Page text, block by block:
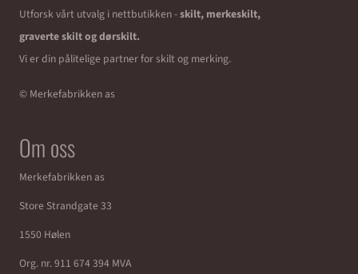
Utforsk vårt utvalg i nettbutikken -skilt, merkeskilt,
graverte skilt og dørskilt.
Vi er din pålitelige partner for skilt og merking.
© Merkefabrikken as
Om oss
Merkefabrikken as
Store Strandgate 33
1550 Hølen
Org. nr. 911 674 394 MVA